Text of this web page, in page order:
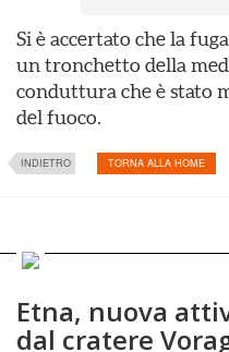
Si è accertato che la
un tronchetto della
conduttura che è stato
del fuoco.
INDIETRO TORNA ALLA HOME
Etna, nuova
dal cratere